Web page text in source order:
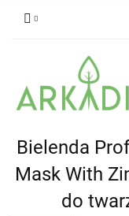
Bielenda
Mask With
do